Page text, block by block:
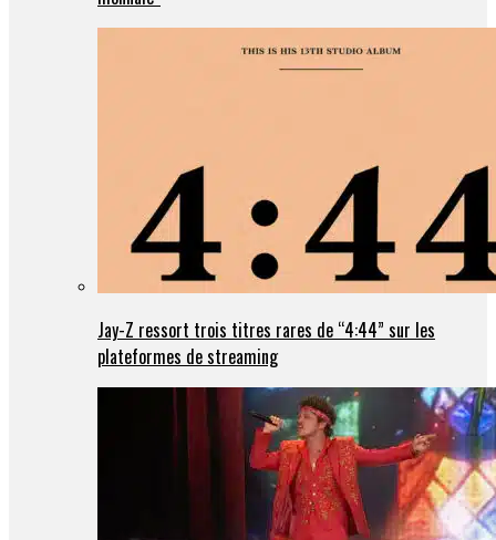
Jay-Z ressort trois titres rares de “4:44” sur les
plateformes de streaming